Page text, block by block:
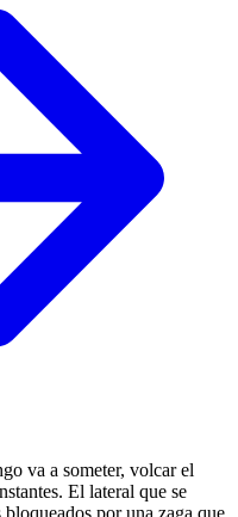
va a someter, volcar el
El lateral que se